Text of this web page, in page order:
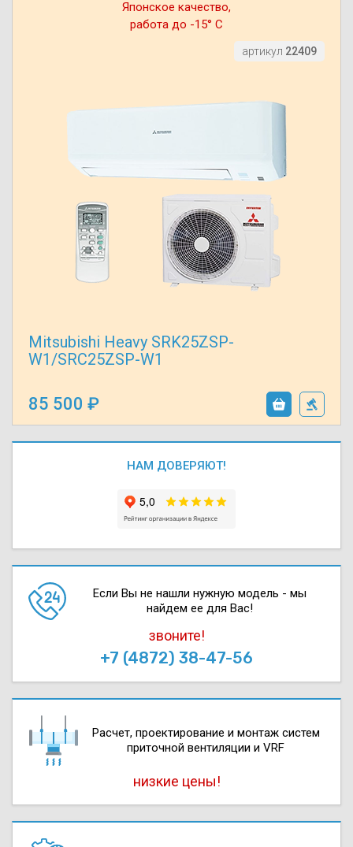
Японское качество,
работа до -15° С
артикул 22409
Mitsubishi Heavy SRK25ZSP-
W1/SRC25ZSP-W1
85 500
НАМ ДОВЕРЯЮТ!
Если Вы не нашли нужную модель - мы
найдем ее для Вас!
звоните!
+7 (4872) 38-47-56
Расчет, проектирова­ние и монтаж систем
приточной вентиляции и VRF
низкие цены!